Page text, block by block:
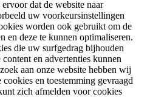
dat de website naar
uw voorkeursinstellingen
worden ook gebruikt om de
en deze te kunnen optimaliseren.
die uw surfgedrag bijhouden
en advertenties kunnen
aan onze website hebben wij
en toestemming gevraagd
zich afmelden voor cookies